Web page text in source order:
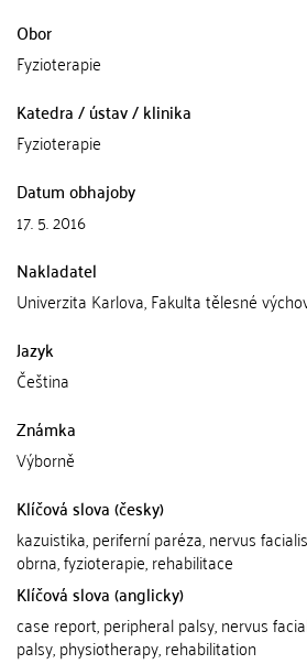
Obor
Fyzioterapie
Katedra / ústav / klinika
Fyzioterapie
Datum obhajoby
17. 5. 2016
Nakladatel
Univerzita Karlova, Fakulta tělesné
Jazyk
Čeština
Známka
Výborně
Klíčová slova (česky)
kazuistika, periferní paréza, nervus
obrna, fyzioterapie, rehabilitace
Klíčová slova (anglicky)
case report, peripheral palsy, nervus
palsy, physiotherapy, rehabilitation